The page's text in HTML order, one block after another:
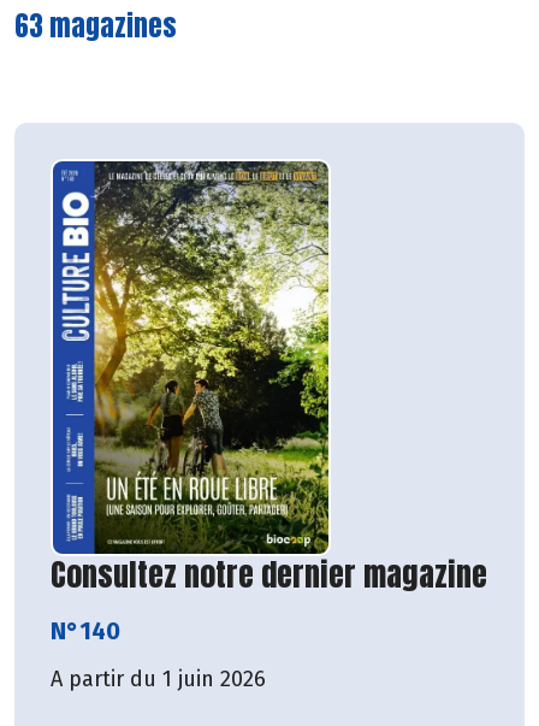
63 magazines
Consultez notre dernier magazine
N°140
A partir du 1 juin 2026